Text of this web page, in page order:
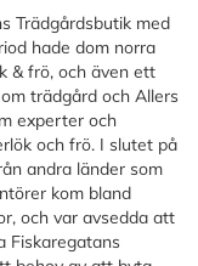
Trädgårdsbutik med
hade dom norra
& frö, och även ett
trädgård och Allers
experter och
och frö. I slutet på
andra länder som
kom bland
och var avsedda att
Fiskaregatans